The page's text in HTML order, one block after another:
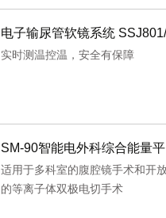
电子输尿管软镜系统
实时测温控温，安全有保障
SM-90智能电外科综合能量
适用于多科室的腹腔镜手术和开
的等离子体双极电切手术